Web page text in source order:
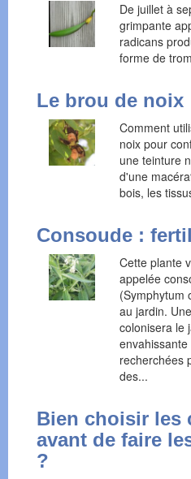
De juillet à
grimpante
radicans
forme de
Le brou de noix
Comment
noix pour
une teinture
d'une
bois, les
Consoude :
Cette plante
appelée
(Symphytum
au jardin.
colonisera le
recherchées
des...
Bien choisir les
avant de faire
?